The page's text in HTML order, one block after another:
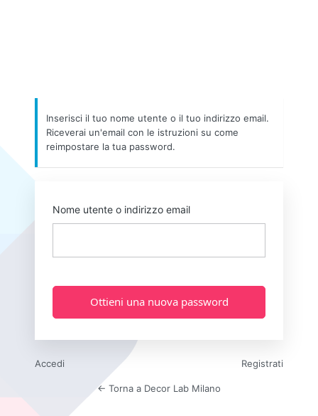
Inserisci il tuo nome utente o il tuo indirizzo email.
Riceverai un'email con le istruzioni su come
reimpostare la tua password.
Nome utente o indirizzo email
Accedi Registrati
← Torna a Decor Lab Milano